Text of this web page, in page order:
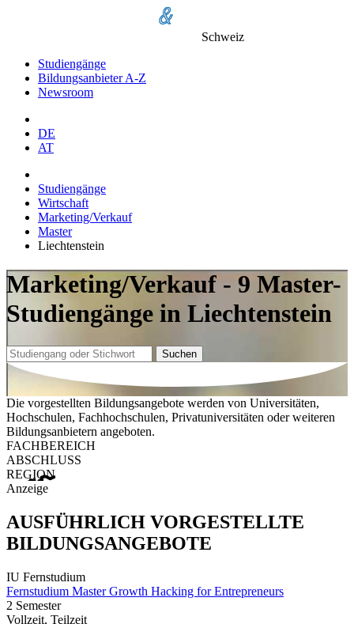
Schweiz
Studiengänge
Bildungsanbieter A-Z
Newsroom
DE
AT
Studiengänge
Wirtschaft
Marketing/Verkauf
Master
Liechtenstein
Marketing/Verkauf - 9 Master-
Studiengänge in Liechtenstein
Suchen
Die vorgestellten Bildungsangebote werden von Universitäten,
Hochschulen, Fachhochschulen, Privatuniversitäten oder weiteren
Bildungsanbietern angeboten.
FACHBEREICH
ABSCHLUSS
REGION
Anzeige
AUSFÜHRLICH VORGESTELLTE
BILDUNGSANGEBOTE
IU Fernstudium
Fernstudium Master Growth Hacking for Entrepreneurs
2 Semester
Vollzeit, Teilzeit